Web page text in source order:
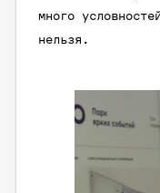
много
нельзя.